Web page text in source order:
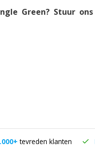
Green? Stuur
tevreden klanten